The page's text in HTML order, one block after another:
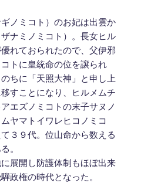
ノミコト）のお妃は出雲か
ナミノミコト）。長女ヒル
れておられたので、父伊邪
トに皇統命の位を譲られ
ちに「天照大神」と申し上
すことになり、ヒルメムチ
エズノミコトの末子サヌノ
ヤマトイワレヒコノミコ
３９代。位山命から数える
。
展開し防護体制もほぼ出来
政権の時代となった。